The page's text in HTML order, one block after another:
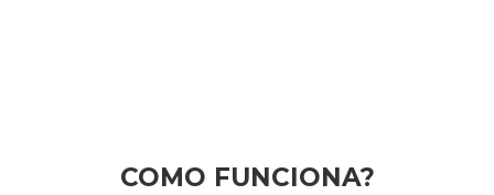
COMO FUNCIONA?